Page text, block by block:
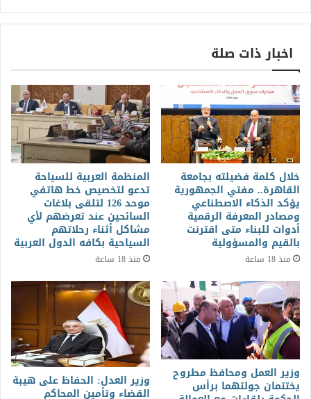
اخبار ذات صلة
خلال كلمة فضيلته بجامعة
القاهرة.. مفتي الجمهورية
يؤكد الذكاء الاصطناعي
ومصادر المعرفة الرقمية
أدوات للبناء متى اقترنت
بالقيم والمسؤولية
منذ 18 ساعة
المنظمة العربية للسياحة
تدعو لتخصيص خط هاتفي
موحد 126 لتلقى بلاغات
السائحين عند تعرضهم لأي
مشاكل أثناء رحلاتهم
السياحية بكافه الدول العربية
منذ 18 ساعة
وزير العمل ومحافظ مطروح
يختتمان جولتهما برأس وزير العدل: الحفاظ على هيبة
القضاء وتأمين المحاكم